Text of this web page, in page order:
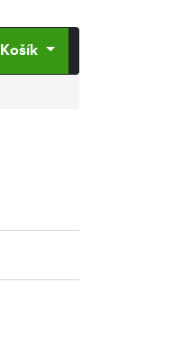
Košík